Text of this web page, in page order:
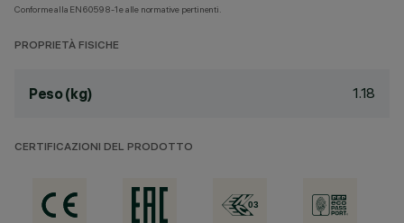
Conforme alla EN60598-1 e alle normative pertinenti.
PROPRIETÀ FISICHE
Peso (kg) 1.18
CERTIFICAZIONI DEL PRODOTTO